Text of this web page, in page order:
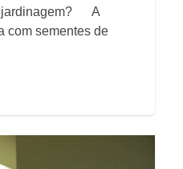
jardinagem? A
com sementes de